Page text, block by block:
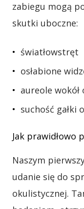
zabiegu mogą
skutki uboczne:
światłowstręt
osłabione
aureole
suchość gałki
Jak prawidłowo
Naszym
udanie się do
okulistycznej.